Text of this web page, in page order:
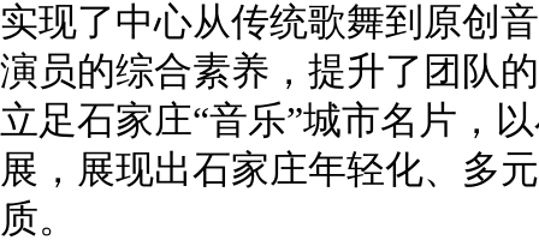
实现了中心从传统歌舞到原创
演员的综合素养，提升了团队
立足石家庄“音乐”城市名片，
展，展现出石家庄年轻化、多
质。